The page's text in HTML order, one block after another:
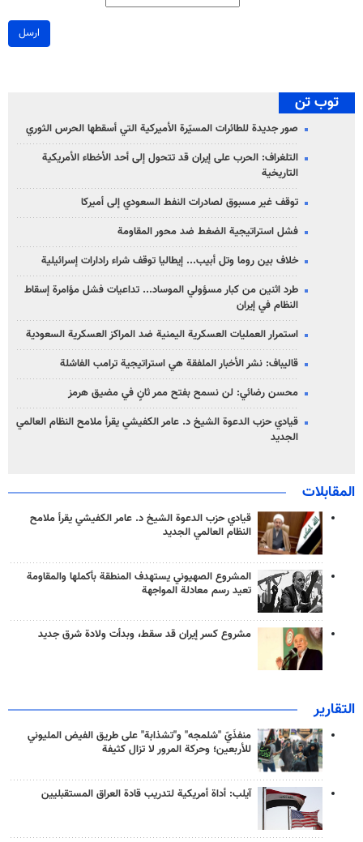
ارسل
توب تن
صور جديدة للطائرات المسيّرة الأميركية التي أسقطها الحرس الثوري
التلغراف: الحرب على إيران قد تتحول إلى أحد الأخطاء الأمريكية
التاريخية
توقف غير مسبوق لصادرات النفط السعودي إلى أميركا
فشل استراتيجية الضغط ضد محور المقاومة
خلاف بين روما وتل أبيب... إيطاليا توقف شراء رادارات إسرائيلية
طرد اثنين من كبار مسؤولي الموساد... تداعيات فشل مؤامرة إسقاط
النظام في إيران
استمرار العمليات العسكرية اليمنية ضد المراكز العسكرية السعودية
قاليباف: نشر الأخبار الملفقة هي استراتيجية ترامب الفاشلة
محسن رضائي: لن نسمح بفتح ممر ثانٍ في مضيق هرمز
قيادي حزب الدعوة الشيخ د. عامر الكفيشي يقرأ ملامح النظام العالمي
الجديد
المقابلات
قيادي حزب الدعوة الشيخ د. عامر الكفيشي يقرأ ملامح
النظام العالمي الجديد
المشروع الصهيوني يستهدف المنطقة بأكملها والمقاومة
تعيد رسم معادلة المواجهة
مشروع كسر إيران قد سقط، وبدأت ولادة شرق جديد
التقارير
منفذَيّ "شلمجه" و"تشذابة" على طريق الفيض المليوني
للأربعين؛ وحركة المرور لا تزال كثيفة
آيلب: أداة أمريكية لتدريب قادة العراق المستقبليين